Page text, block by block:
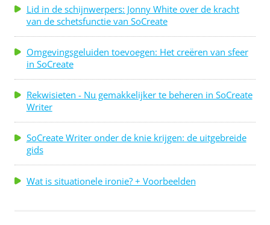
Lid in de schijnwerpers: Jonny White over de kracht
van de schetsfunctie van SoCreate
Omgevingsgeluiden toevoegen: Het creëren van sfeer
in SoCreate
Rekwisieten - Nu gemakkelijker te beheren in SoCreate
Writer
SoCreate Writer onder de knie krijgen: de uitgebreide
gids
Wat is situationele ironie? + Voorbeelden